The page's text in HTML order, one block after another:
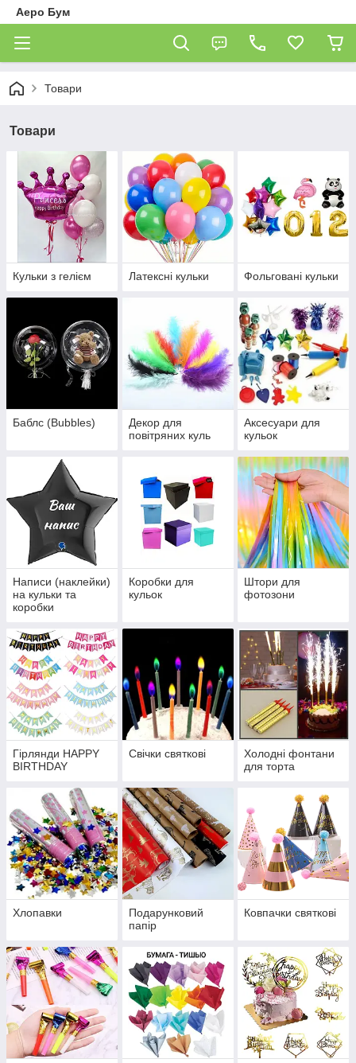
Аеро Бум
Товари
Товари
Кульки з гелієм Латексні кульки Фольговані кульки
Баблс (Bubbles)
Декор для
повітряних куль
Аксесуари для
кульок
Написи (наклейки)
на кульки та
коробки
Коробки для
кульок
Штори для
фотозони
Гірлянди HAPPY
BIRTHDAY
Свічки святкові
Холодні фонтани
для торта
Хлопавки
Подарунковий
папір
Ковпачки святкові